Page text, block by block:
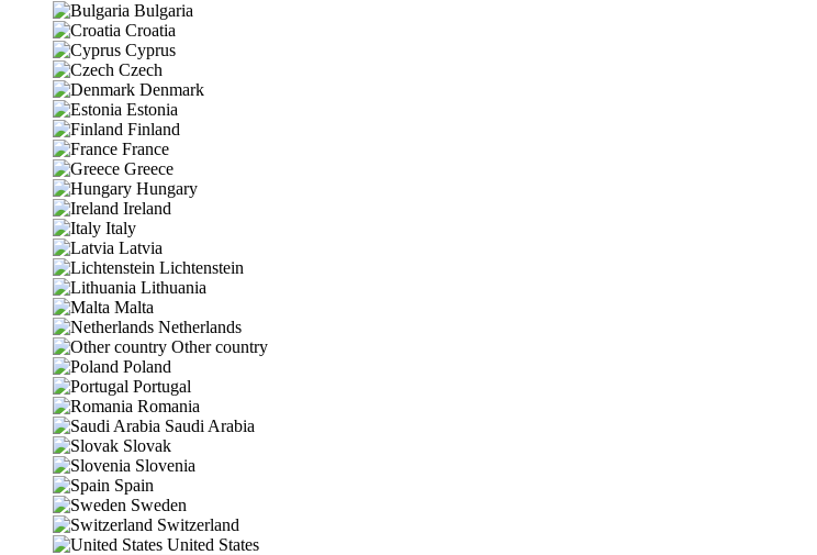
Bulgaria
Croatia
Cyprus
Czech
Denmark
Estonia
Finland
France
Greece
Hungary
Ireland
Italy
Latvia
Lichtenstein
Lithuania
Malta
Netherlands
Other country
Poland
Portugal
Romania
Saudi Arabia
Slovak
Slovenia
Spain
Sweden
Switzerland
United States